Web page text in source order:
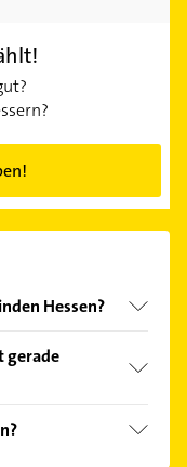
Hessen?
von den
Sie sich
gerade
und